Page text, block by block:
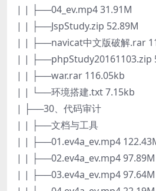
| | ├──04_ev.mp4 31.91M
| | ├──JspStudy.zip 52.89M
| | ├──navicat中文版破解.rar
| | ├──phpStudy20161103.zip
| | ├──war.rar 116.05kb
| | └──环境搭建.txt 7.15kb
| ├──30、代码审计
| | ├──文档与工具
| | ├──01.ev4a_ev.mp4
| | ├──02.ev4a_ev.mp4 97.89M
| | ├──03.ev4a_ev.mp4 97.64M